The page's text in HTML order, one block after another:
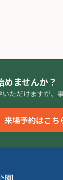
めませんか？
ただけますが、
来場予約はこち